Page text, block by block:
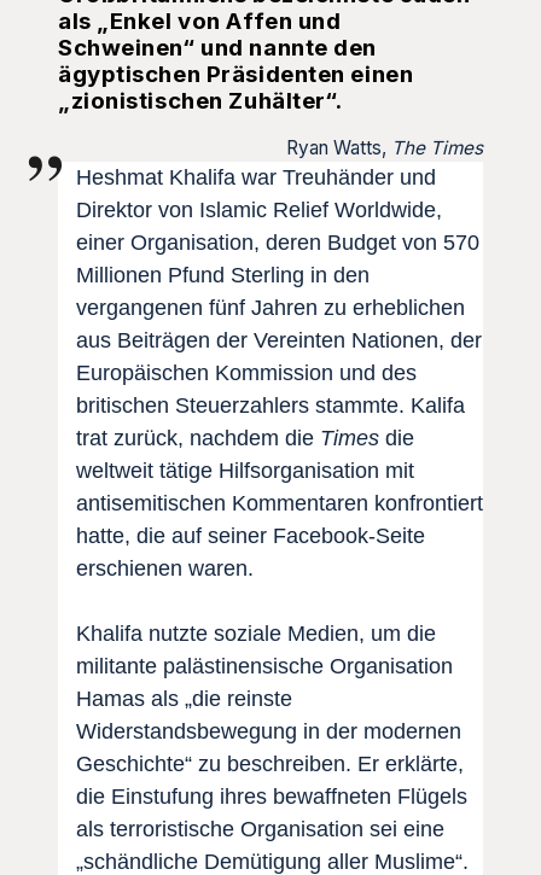
als „Enkel von Affen und
Schweinen“ und nannte den
ägyptischen Präsidenten einen
„zionistischen Zuhälter“.
Ryan Watts, The Times
Heshmat Khalifa war Treuhänder und
Direktor von Islamic Relief Worldwide,
einer Organisation, deren Budget von 570
Millionen Pfund Sterling in den
vergangenen fünf Jahren zu erheblichen
aus Beiträgen der Vereinten Nationen, der
Europäischen Kommission und des
britischen Steuerzahlers stammte. Kalifa
trat zurück, nachdem die Times die
weltweit tätige Hilfsorganisation mit
antisemitischen Kommentaren konfrontiert
hatte, die auf seiner Facebook-Seite
erschienen waren.
Khalifa nutzte soziale Medien, um die
militante palästinensische Organisation
Hamas als „die reinste
Widerstandsbewegung in der modernen
Geschichte“ zu beschreiben. Er erklärte,
die Einstufung ihres bewaffneten Flügels
als terroristische Organisation sei eine
„schändliche Demütigung aller Muslime“.